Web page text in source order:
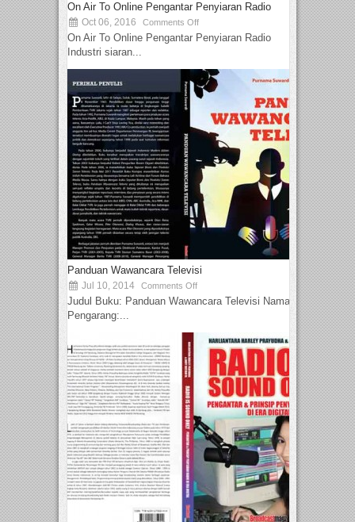
On Air To Online Pengantar Penyiaran Radio
Oct 06, 2016 Comments Off
On Air To Online Pengantar Penyiaran Radio
Industri siaran...
Panduan Wawancara Televisi
Jul 10, 2014 Comments Off
Judul Buku: Panduan Wawancara Televisi Nama
Pengarang:...